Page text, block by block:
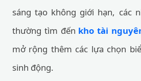
sáng tạo không giới hạn, các
thường tìm đến kho tài
mở rộng thêm các lựa chọn
sinh động.